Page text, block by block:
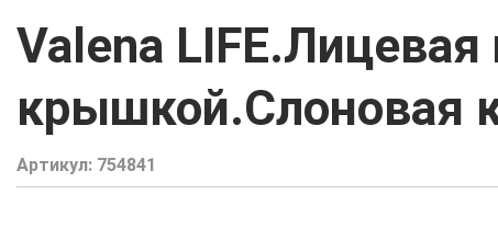
Valena
крышкой.Слоновая
Артикул: 754841